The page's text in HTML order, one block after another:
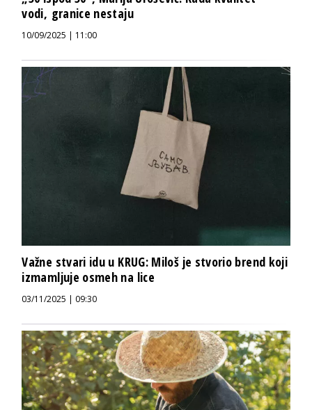
vodi, granice nestaju
10/09/2025 | 11:00
Važne stvari idu u KRUG: Miloš je stvorio brend koji
izmamljuje osmeh na lice
03/11/2025 | 09:30